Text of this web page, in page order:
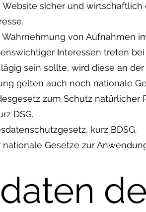
sicher und
von Aufnahmen
Interessen treten
sein sollte, wird diese an
gelten auch noch nationale
zum Schutz
DSG.
kurz BDSG.
Gesetze zur